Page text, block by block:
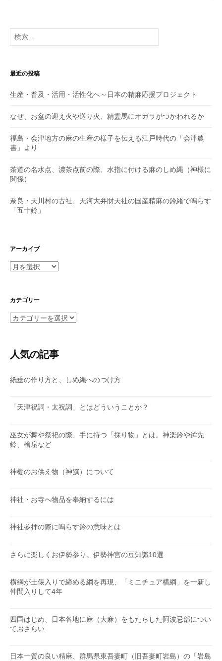
o
検
索:
最近の投稿
生産・普及・活用・活性化へ～日本の精麻応援プロジェクト
なぜ、お盆の迎え火や送り火、精霊馬にオガラがつかわれるか
福島・会津地方の麻の生産の様子を伝える江戸時代の「会津農
書」より
茶道の名水点、濃茶点前の際、水指に付ける麻のしめ縄（神様に
関係）
奈良・天川村の古社、天河大弁財天社の国産精麻の鈴緒で鳴らす
「五十鈴」
アーカイブ
ア
イ
カテゴリー
カ
リ
ー
人気の記事
紙垂の作り方と、しめ縄へのつけ方
「天津祝詞・太祝詞」とはどういうことか？
巫女が舞や祭祀の際、手に持つ「採り物」とは。神楽鈴や鉾先
鈴、檜扇など
神棚のお供え物（神饌）について
神社・お寺へ物品を奉納するには
神社参拝の際に鳴らす鈴の意味とは
さらに楽しくお伊勢参り。伊勢神宮の豆知識10選
横綱が土俵入りで締める綱を再現、「ミニチュア横綱」を一新し
仲間入りして4年
四国はじめ、日本各地に麻（大麻）をもたらした阿波忌部につい
ておさらい
日本一質の良い精麻、群馬県東吾妻町（旧吾妻町岩島）の「岩島